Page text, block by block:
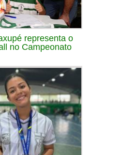
representa o
no Campeonato